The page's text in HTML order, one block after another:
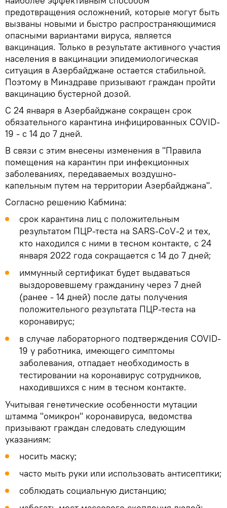
предотвращения осложнений, которые могут быть
вызваны новыми и быстро распространяющимися
опасными вариантами вируса, является
вакцинация. Только в результате активного участия
населения в вакцинации эпидемиологическая
ситуация в Азербайджане остается стабильной.
Поэтому в Минздраве призывают граждан пройти
вакцинацию бустерной дозой.
С 24 января в Азербайджане сокращен срок
обязательного карантина инфицированных COVID-
19 - с 14 до 7 дней.
В связи с этим внесены изменения в "Правила
помещения на карантин при инфекционных
заболеваниях, передаваемых воздушно-
капельным путем на территории Азербайджана".
Согласно решению Кабмина:
срок карантина лиц с положительным
результатом ПЦР-теста на SARS-CoV-2 и тех,
кто находился с ними в тесном контакте, с 24
января 2022 года сокращается с 14 до 7 дней;
иммунный сертификат будет выдаваться
выздоровевшему гражданину через 7 дней
(ранее - 14 дней) после даты получения
положительного результата ПЦР-теста на
коронавирус;
в случае лабораторного подтверждения COVID-
19 у работника, имеющего симптомы
заболевания, отпадает необходимость в
тестировании на коронавирус сотрудников,
находившихся с ним в тесном контакте.
Учитывая генетические особенности мутации
штамма "омикрон" коронавируса, ведомства
призывают граждан следовать следующим
указаниям:
носить маску;
часто мыть руки или использовать антисептики;
соблюдать социальную дистанцию;